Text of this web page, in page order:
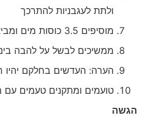
ולתת לעגבניות להתרכך
מוסיפים 3.5 כוסות מים ומביאים לרתיחה
ממשיכים לבשל על להבה
הערה: העדשים בחלקם יהיו
טועמים ומתקנים טעמים עם
הגשה